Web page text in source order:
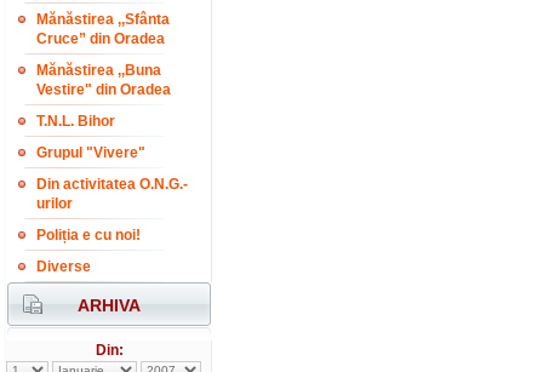
Mănăstirea ,,Sfânta
Cruce” din Oradea
Mănăstirea ,,Buna
Vestire" din Oradea
T.N.L. Bihor
Grupul "Vivere"
Din activitatea O.N.G.-
urilor
Poliția e cu noi!
Diverse
ARHIVA
Din: